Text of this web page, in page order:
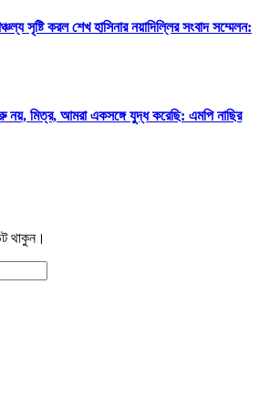
সৃষ্টি করল শেখ হাসিনার নয়াদিল্লির সংবাদ সম্মেলন:
মিত্র, আমরা একসঙ্গে যুদ্ধ করেছি: এমপি নাছির
থাকুন।